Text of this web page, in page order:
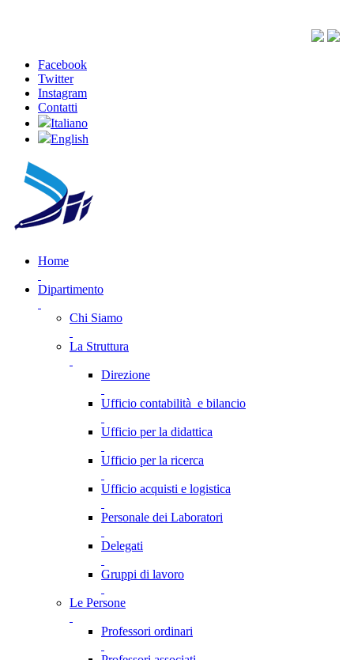
Facebook
Twitter
Instagram
Contatti
Italiano
English
Home
Dipartimento
Chi Siamo
La Struttura
Direzione
Ufficio contabilità e bilancio
Ufficio per la didattica
Ufficio per la ricerca
Ufficio acquisti e logistica
Personale dei Laboratori
Delegati
Gruppi di lavoro
Le Persone
Professori ordinari